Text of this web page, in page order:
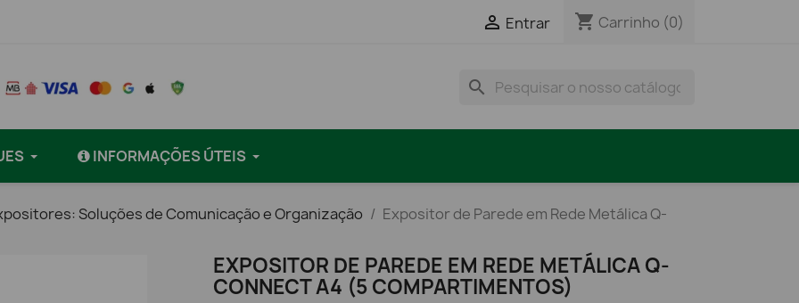
 Entrar shopping_cart Carrinho (0)
search
INFORMAÇÕES ÚTEIS
Soluções de Comunicação e Organização Expositor de Parede em Rede Metálica Q-
EXPOSITOR DE PAREDE EM REDE METÁLICA Q-
CONNECT A4 (5 COMPARTIMENTOS)